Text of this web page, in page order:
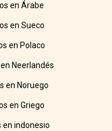
en Árabe
en Sueco
en Polaco
Neerlandés
en Noruego
en Griego
en indonesio